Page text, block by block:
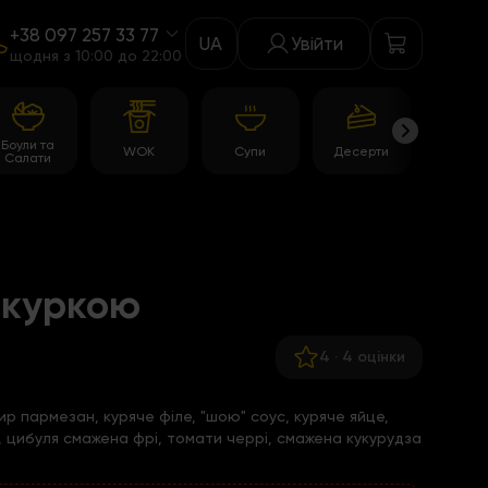
+38 097 257 33 77
щодня з 10:00 до 22:00
UA Увійти
Боули та
Салати
WOK Супи Десерти
4 · 4 оцінки
пармезан, куряче філе, "шою" соус, куряче яйце,
смажена фрі, томати черрі, смажена кукурудза